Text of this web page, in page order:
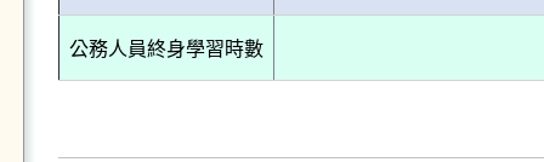
公務人員終身學習時數